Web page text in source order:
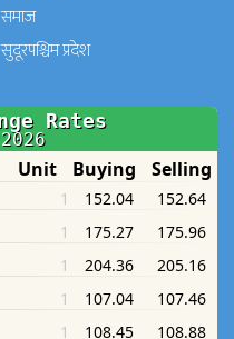
समाज
सुदूरपश्चिम प्रदेश